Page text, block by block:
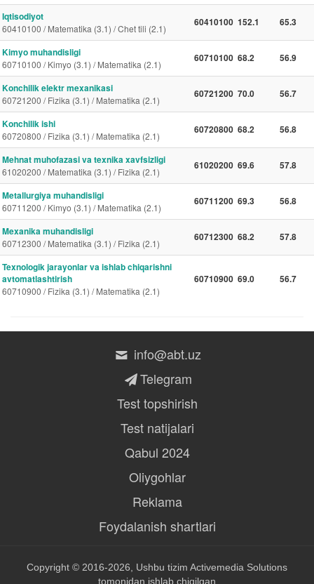
Iqtisodiyot
60410100 / Matematika (3.1) / Chet tili (2.1)
60410100 152.1 65.3
Kimyo muhandisligi
60710100 / Kimyo (3.1) / Matematika (2.1)
60710100 68.2 56.9
Konchilik elektr mexanikasi
60721200 / Fizika (3.1) / Matematika (2.1)
60721200 70.0 56.7
Konchilik ishi
60720800 / Fizika (3.1) / Matematika (2.1)
60720800 68.2 56.8
Mehnat muhofazasi va texnika xavfsizligi
61020200 / Matematika (3.1) / Fizika (2.1)
61020200 69.6 57.8
Metallurgiya muhandisligi
60711200 / Kimyo (3.1) / Matematika (2.1)
60711200 69.3 56.8
Mexanika muhandisligi
60712300 / Matematika (3.1) / Fizika (2.1)
60712300 68.2 57.8
Texnologik jarayonlar va ishlab chiqarishni
avtomatlashtirish
60710900 / Fizika (3.1) / Matematika (2.1)
60710900 69.0 56.7
info@abt.uz
Telegram
Test topshirish
Test natijalari
Qabul 2024
Oliygohlar
Reklama
Foydalanish shartlari
Copyright © 2016-2026, Ushbu tizim Activemedia Solutions
tomonidan ishlab chiqilgan